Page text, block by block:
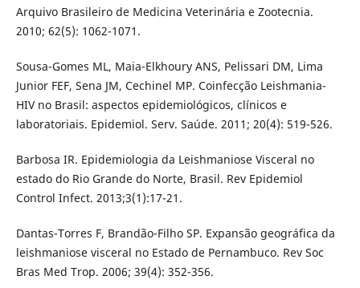
Arquivo Brasileiro de Medicina Veterinária e Zootecnia.
2010; 62(5): 1062-1071.
Sousa-Gomes ML, Maia-Elkhoury ANS, Pelissari DM, Lima
Junior FEF, Sena JM, Cechinel MP. Coinfecção Leishmania-
HIV no Brasil: aspectos epidemiológicos, clínicos e
laboratoriais. Epidemiol. Serv. Saúde. 2011; 20(4): 519-526.
Barbosa IR. Epidemiologia da Leishmaniose Visceral no
estado do Rio Grande do Norte, Brasil. Rev Epidemiol
Control Infect. 2013;3(1):17-21.
Dantas-Torres F, Brandão-Filho SP. Expansão geográfica da
leishmaniose visceral no Estado de Pernambuco. Rev Soc
Bras Med Trop. 2006; 39(4): 352-356.